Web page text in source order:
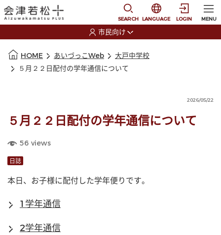
SEARCH
選択すると言語の切
LANGUAGE LOGIN MENU
市民向け
HOME あいづっこWeb
大戸中学校
５月２２日配付の学年通信について
2026/05/22
５月２２日配付の学年通信について
56 views
日誌
本日、お子様に配付した学年便りです。
1学年通信
2学年通信